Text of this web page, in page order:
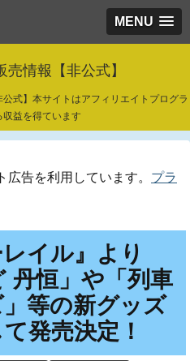
MENU
情報【非公式】
式】本サイトはアフィリエイトプログラ
益を得ています
告を利用しています。 プラ
イル』より
丹恒」や「列車
等の新グッズ
発売決定！